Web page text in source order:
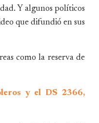
Y algunos políticos
que difundió en sus
como la reserva de
y el DS 2366,